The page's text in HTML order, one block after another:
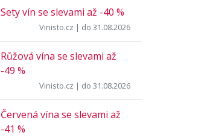
Sety vín se slevami až -40 %
Vinisto.cz | do 31.08.2026
Růžová vína se slevami až
-49 %
Vinisto.cz | do 31.08.2026
Červená vína se slevami až
-41 %